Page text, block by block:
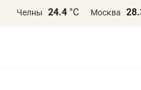
Челны 24.4 °С Москва